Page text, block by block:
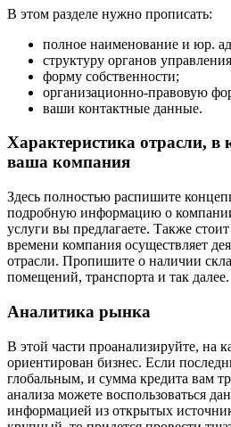
В этом разделе нужно прописать:
полное наименование и юр.
структуру органов
форму собственности;
организационно-правовую
ваши контактные данные.
Характеристика отрасли, в
ваша компания
Здесь полностью распишите
подробную информацию о
услуги вы предлагаете. Также
времени компания осуществляет
отрасли. Пропишите о наличии
помещений, транспорта и так далее.
Аналитика рынка
В этой части проанализируйте, на
ориентирован бизнес. Если
глобальным, и сумма кредита вам
анализа можете воспользоваться
информацией из открытых